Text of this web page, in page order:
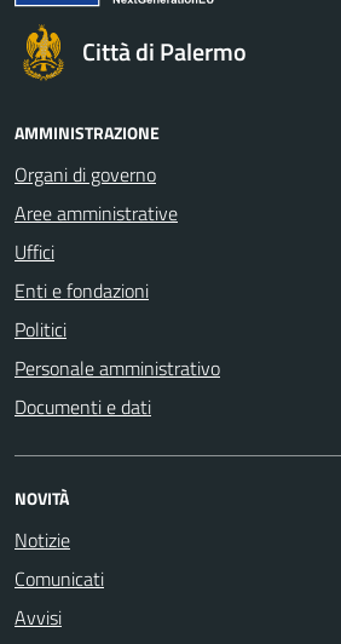
Città di Palermo
AMMINISTRAZIONE
Organi di governo
Aree amministrative
Uffici
Enti e fondazioni
Politici
Personale amministrativo
Documenti e dati
NOVITÀ
Notizie
Comunicati
Avvisi